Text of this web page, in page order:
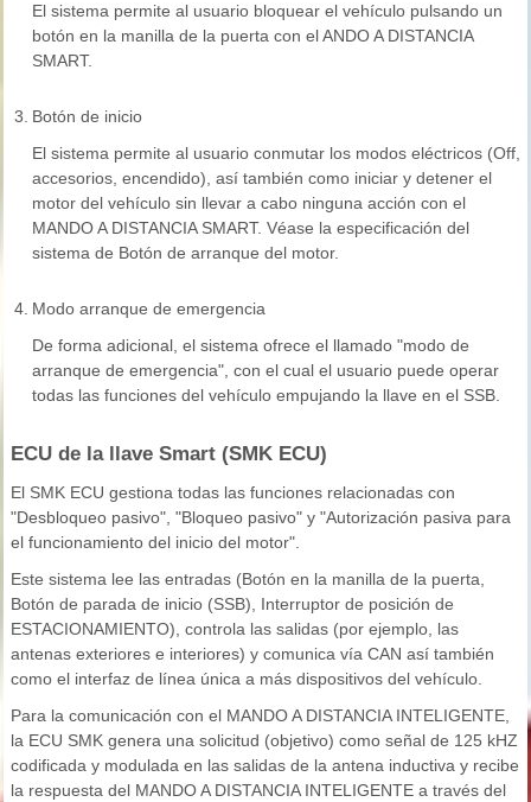
El sistema permite al usuario bloquear el vehículo pulsando un
botón en la manilla de la puerta con el ANDO A DISTANCIA
SMART.
3. Botón de inicio
El sistema permite al usuario conmutar los modos eléctricos (Off,
accesorios, encendido), así también como iniciar y detener el
motor del vehículo sin llevar a cabo ninguna acción con el
MANDO A DISTANCIA SMART. Véase la especificación del
sistema de Botón de arranque del motor.
4. Modo arranque de emergencia
De forma adicional, el sistema ofrece el llamado "modo de
arranque de emergencia", con el cual el usuario puede operar
todas las funciones del vehículo empujando la llave en el SSB.
ECU de la llave Smart (SMK ECU)
El SMK ECU gestiona todas las funciones relacionadas con
"Desbloqueo pasivo", "Bloqueo pasivo" y "Autorización pasiva para
el funcionamiento del inicio del motor".
Este sistema lee las entradas (Botón en la manilla de la puerta,
Botón de parada de inicio (SSB), Interruptor de posición de
ESTACIONAMIENTO), controla las salidas (por ejemplo, las
antenas exteriores e interiores) y comunica vía CAN así también
como el interfaz de línea única a más dispositivos del vehículo.
Para la comunicación con el MANDO A DISTANCIA INTELIGENTE,
la ECU SMK genera una solicitud (objetivo) como señal de 125 kHZ
codificada y modulada en las salidas de la antena inductiva y recibe
la respuesta del MANDO A DISTANCIA INTELIGENTE a través del